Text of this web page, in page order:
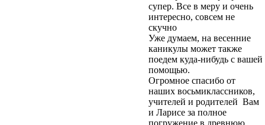
супер. Все в меру и очень
интересно, совсем не
скучно
Уже думаем, на весенние
каникулы может также
поедем куда-нибудь с вашей
помощью.
Огромное спасибо от
наших восьмиклассников,
учителей и родителей Вам
и Ларисе за полное
погружение в древнюю